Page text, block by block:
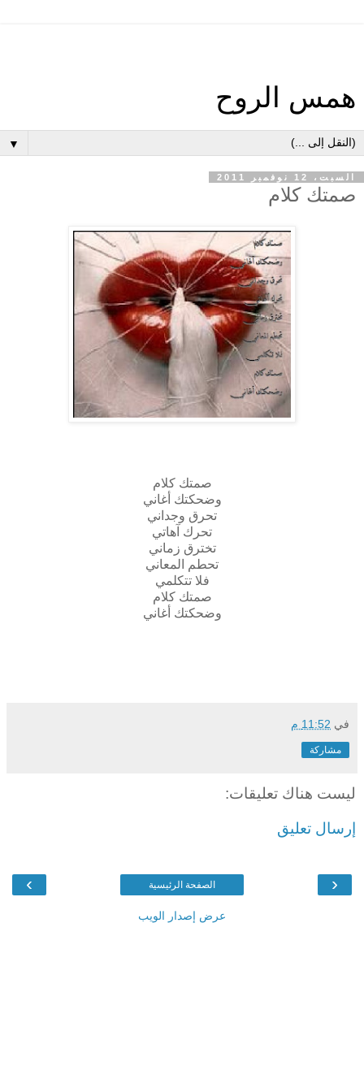
همس الروح
▼
السبت، 12 نوفمبر 2011
صمتك كلام
صمتك كلام
وضحكتك أغاني
تحرق وجداني
تحرك آهاتي
تخترق زماني
تحطم المعاني
فلا تتكلمي
صمتك كلام
وضحكتك أغاني
في 11:52 م
مشاركة
ليست هناك تعليقات:
إرسال تعليق
‹
› الصفحة الرئيسية
عرض إصدار الويب